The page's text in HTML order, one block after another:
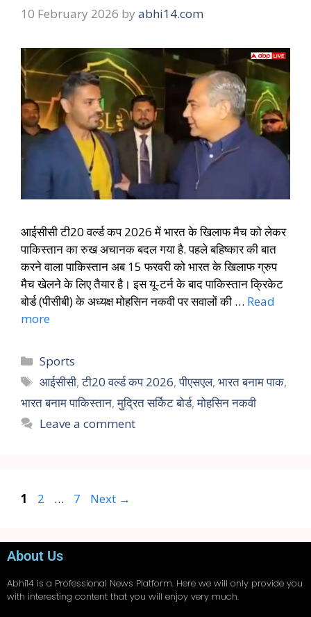
10 February 2026 by abhi14.com
आईसीसी टी20 वर्ल्ड कप 2026 में भारत के खिलाफ मैच को लेकर
पाकिस्तान का रुख अचानक बदल गया है. पहले बहिष्कार की बात
करने वाला पाकिस्तान अब 15 फरवरी को भारत के खिलाफ ग्रुप
मैच खेलने के लिए तैयार है। इस यू-टर्न के बाद पाकिस्तान क्रिकेट
बोर्ड (पीसीबी) के अध्यक्ष मोहसिन नकवी पर सवालों की … Read
more
Sports
आईसीसी,टी20 वर्ल्ड कप 2026,पीएसएल,भारत बनाम पाक,
भारत बनाम पाकिस्तान,मुद्रित सर्किट बोर्ड,मोहसिन नकवी
Leave a comment
1 2 … 7 Next →
About Us
Abhi14 is a Professional News Platform. Here we will only provide you
with interesting content that you will enjoy very much.